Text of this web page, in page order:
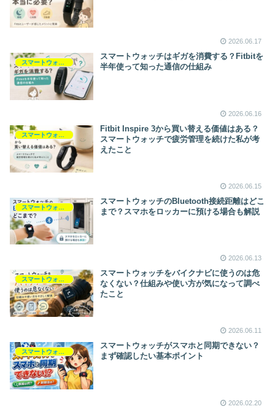
2026.06.17
スマートウォッチはギガを消費する？Fitbitを
半年使って知った通信の仕組み
2026.06.16
Fitbit Inspire 3から買い替える価値はある？
スマートウォッチで疲労管理を続けた私が考
えたこと
2026.06.15
スマートウォッチのBluetooth接続距離はどこ
まで？スマホをロッカーに預ける場合も解説
2026.06.13
スマートウォッチ
スマートウォッチをバイクナビに使うのは危
なくない？仕組みや使い方が気になって調べ
たこと
2026.06.11
スマートウォッチがスマホと同期できない？
まず確認したい基本ポイント
2026.02.20